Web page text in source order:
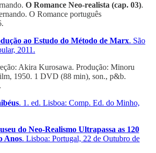
O Romance Neo-realista (cap. 03).
O Romance português
ao Estudo do Método de Marx. São
2011.
Akira Kurosawa. Produção: Minoru
1950. 1 DVD (88 min), son., p&b.
. 1. ed. Lisboa: Comp. Ed. do Minho,
do Neo-Realismo Ultrapassa as 120
Anos. Lisboa: Portugal, 22 de Outubro de